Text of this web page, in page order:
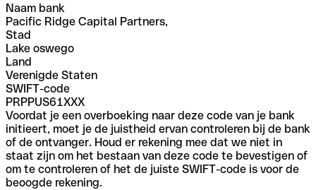
Naam bank
Pacific Ridge Capital Partners,
Stad
Lake oswego
Land
Verenigde Staten
SWIFT-code
PRPPUS61XXX
Voordat je een overboeking naar deze code van je bank
initieert, moet je de juistheid ervan controleren bij de bank
of de ontvanger. Houd er rekening mee dat we niet in
staat zijn om het bestaan van deze code te bevestigen of
om te controleren of het de juiste SWIFT-code is voor de
beoogde rekening.